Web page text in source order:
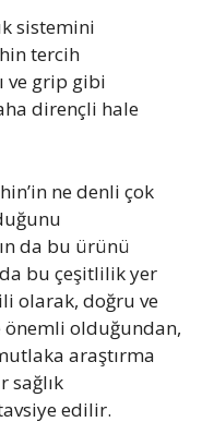
sistemini
tercih
ve grip gibi
dirençli hale
ne denli çok
da bu ürünü
bu çeşitlilik yer
olarak, doğru ve
önemli olduğundan,
araştırma
sağlık
edilir.